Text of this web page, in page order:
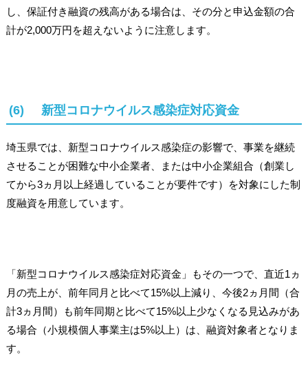
し、保証付き融資の残高がある場合は、その分と申込金額の合
計が2,000万円を超えないように注意します。
(6) 新型コロナウイルス感染症対応資金
埼玉県では、新型コロナウイルス感染症の影響で、事業を継続
させることが困難な中小企業者、または中小企業組合（創業し
てから3ヵ月以上経過していることが要件です）を対象にした制
度融資を用意しています。
「新型コロナウイルス感染症対応資金」もその一つで、直近1ヵ
月の売上が、前年同月と比べて15%以上減り、今後2ヵ月間（合
計3ヵ月間）も前年同期と比べて15%以上少なくなる見込みがあ
る場合（小規模個人事業主は5%以上）は、融資対象者となりま
す。